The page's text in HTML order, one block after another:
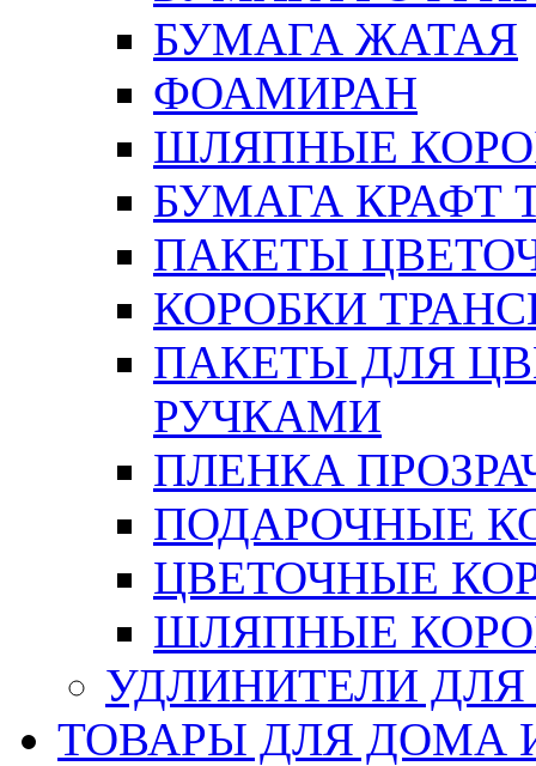
БУМАГА ЖАТАЯ
ФОАМИРАН
ШЛЯПНЫЕ
БУМАГА КРАФТ
ПАКЕТЫ
КОРОБКИ
ПАКЕТЫ ДЛЯ
РУЧКАМИ
ПЛЕНКА
ПОДАРОЧНЫЕ
ЦВЕТОЧНЫЕ
ШЛЯПНЫЕ
УДЛИНИТЕЛИ
ТОВАРЫ ДЛЯ ДОМА